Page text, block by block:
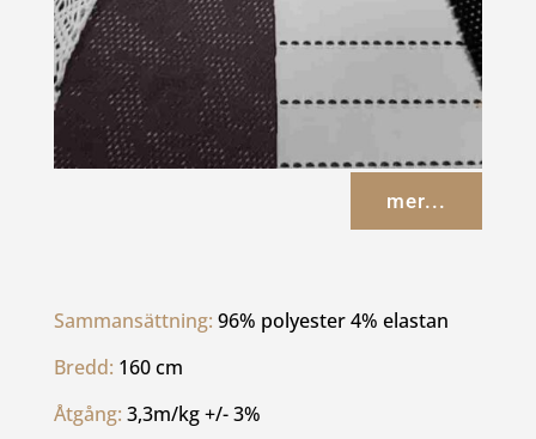
mer...
Sammansättning: 96% polyester 4% elastan
Bredd: 160 cm
Åtgång: 3,3m/kg +/- 3%